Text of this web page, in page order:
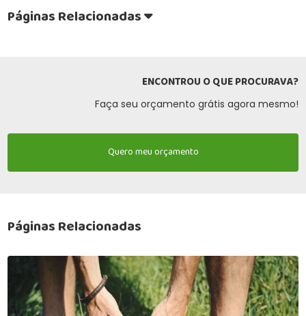
Páginas Relacionadas
ENCONTROU O QUE PROCURAVA?
Faça seu orçamento grátis agora mesmo!
Quero meu orçamento
Páginas Relacionadas